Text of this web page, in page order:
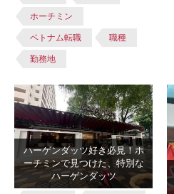
ホーチミン
ベトナム転職 職種
勤務地
ハーゲンダッツ好き必見！ホ
ーチミンで見つけた、特別な
ハーゲンダッツ